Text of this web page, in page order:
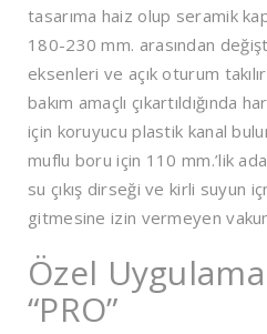
tasarıma haiz olup seramik
180-230 mm. arasından
eksenleri ve açık oturum
bakım amaçlı çıkartıldığında
için koruyucu plastik kanal
muflu boru için 110 mm.’lik
su çıkış dirseği ve kirli suyun
gitmesine izin vermeyen
Özel
“PRO”